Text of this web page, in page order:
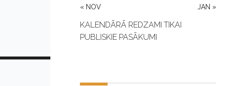
« NOV JAN »
KALENDĀRĀ REDZAMI TIKAI
PUBLISKIE PASĀKUMI